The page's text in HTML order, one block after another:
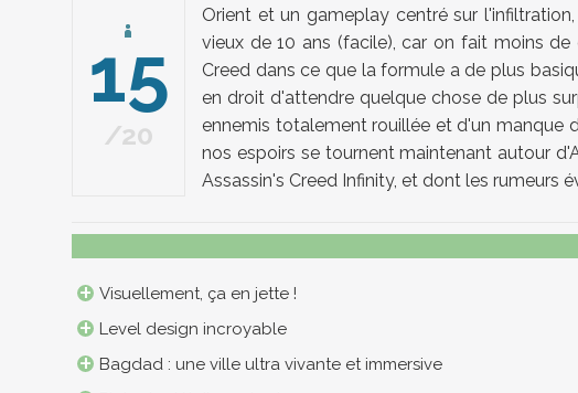
15
20
Orient et un gameplay centré sur
vieux de 10 ans (facile), car on fait moins de
Creed dans ce que la formule a de plus
en droit d'attendre quelque chose de plus
ennemis totalement rouillée et d'un manque
nos espoirs se tournent maintenant autour
Assassin's Creed Infinity, et dont les rumeurs
Visuellement, ça en jette !
Level design incroyable
Bagdad : une ville ultra vivante et immersive